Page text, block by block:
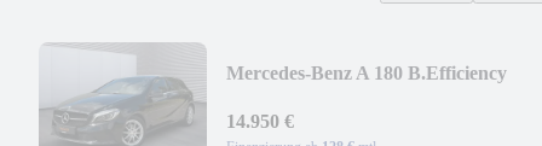
Mercedes-Benz A 180 B.Efficiency
ASSIST*
14.950 €